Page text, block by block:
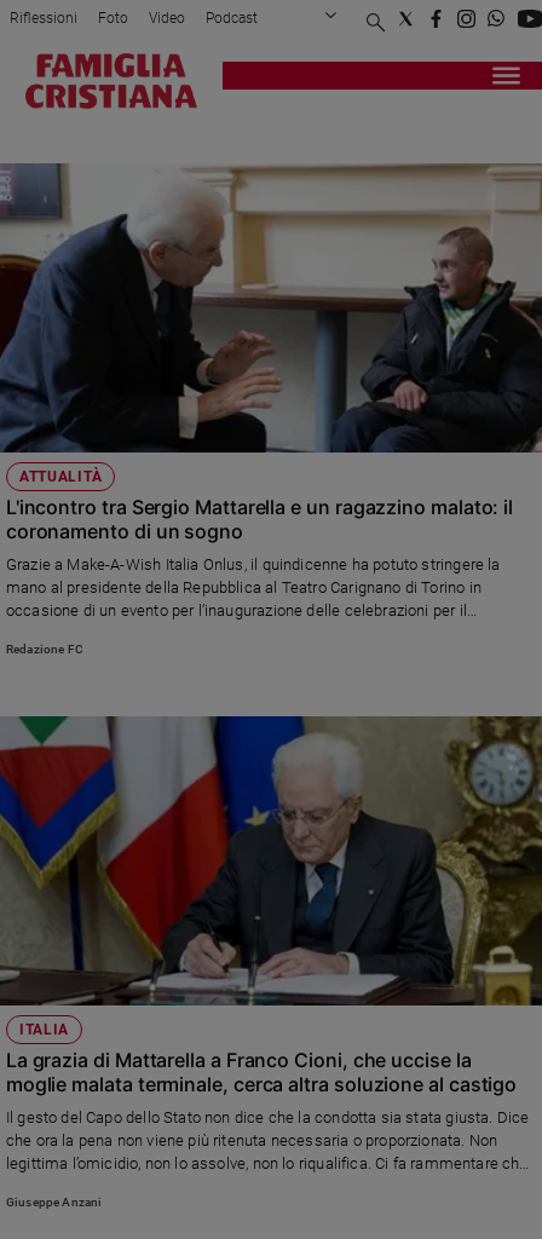
Attualità
Mondo
Economia
Legalità
e
Sport
Interviste
Papa
Papa
Chiesa
Chiesa
e
Santi
Devozione
Parola
del
giorno
giorno
Società
e
valori
Ambiente
e
Creato
Diritti
Riflessioni Foto Video Podcast
Privacy Policy Chi siamo
Registrati Redazione
ATTUALITÀ
L'incontro tra Sergio Mattarella e un ragazzino malato: il
coronamento di un sogno
Grazie a Make-A-Wish Italia Onlus, il quindicenne ha potuto stringere la
mano al presidente della Repubblica al Teatro Carignano di Torino in
occasione di un evento per l’inaugurazione delle celebrazioni per il
Redazione FC
ITALIA
La grazia di Mattarella a Franco Cioni, che uccise la
moglie malata terminale, cerca altra soluzione al castigo
Il gesto del Capo dello Stato non dice che la condotta sia stata giusta. Dice
che ora la pena non viene più ritenuta necessaria o proporzionata. Non
legittima l’omicidio, non lo assolve, non lo riqualifica. Ci fa rammentare che
Giuseppe Anzani